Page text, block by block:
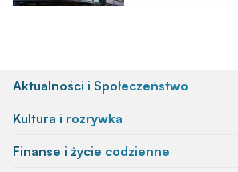
Aktualności i Społeczeństwo
Kultura i rozrywka
Finanse i życie codzienne